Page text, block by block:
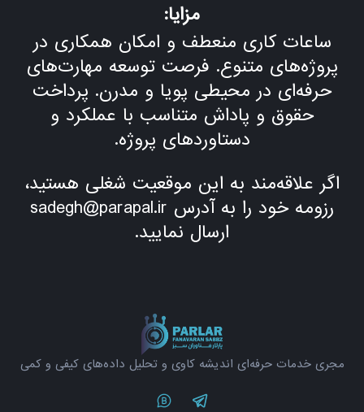
مزایا:
ساعات کاری منعطف و امکان همکاری در
پروژه‌های متنوع. فرصت توسعه مهارت‌های
حرفه‌ای در محیطی پویا و مدرن. پرداخت
حقوق و پاداش متناسب با عملکرد و
دستاوردهای پروژه.
اگر علاقه‌مند به این موقعیت شغلی هستید،
رزومه خود را به آدرس sadegh@parapal.ir
ارسال نمایید.
مجری خدمات حرفه‌ای اندیشه کاوی و تحلیل داده‌های کیفی و کمی
Telegram
Twitter